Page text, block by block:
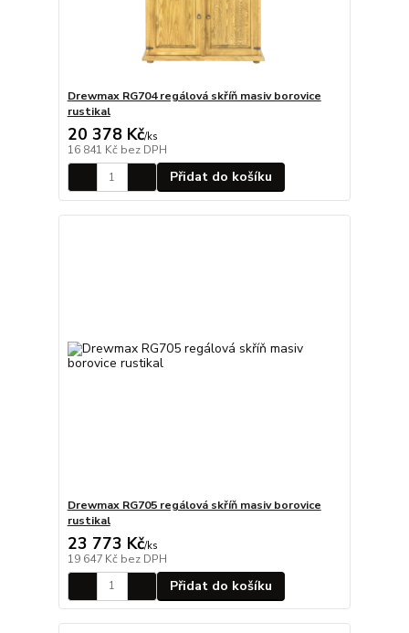
Drewmax RG704 regálová skříň masiv borovice
rustikal
20 378 Kč/ks
16 841 Kč bez DPH
Přidat do košíku
Drewmax RG705 regálová skříň masiv borovice
rustikal
23 773 Kč/ks
19 647 Kč bez DPH
Přidat do košíku